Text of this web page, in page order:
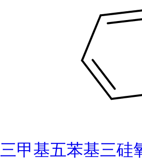
三甲基五苯基三硅